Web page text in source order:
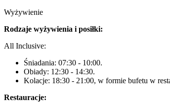
Wyżywienie
Rodzaje wyżywienia i posiłki:
All Inclusive:
Śniadania: 07:30 - 10:00.
Obiady: 12:30 - 14:30.
Kolacje: 18:30 - 21:00, w formie bufetu w
Restauracje: